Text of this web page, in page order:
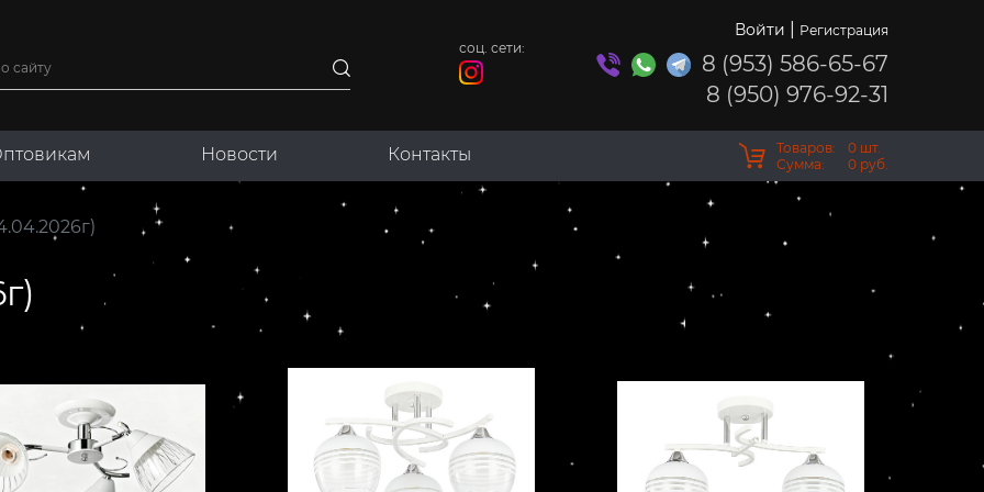
соц. сети:
Войти Регистрация
8 (953) 586-65-67
8 (950) 976-92-31
Новости Контакты Товаров: 0 шт.
Сумма:
0 руб.